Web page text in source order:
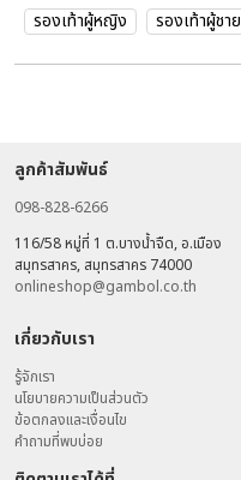
รองเท้าผู้หญิง รองเท้าผู้ชาย
ลูกค้าสัมพันธ์
098-828-6266
116/58 หมู่ที่ 1 ต.บางน้ำจืด, อ.เมือง
สมุทรสาคร, สมุทรสาคร 74000
onlineshop@gambol.co.th
เกี่ยวกับเรา
รู้จักเรา
นโยบายความเป็นส่วนตัว
ข้อตกลงและเงื่อนไข
คำถามที่พบบ่อย